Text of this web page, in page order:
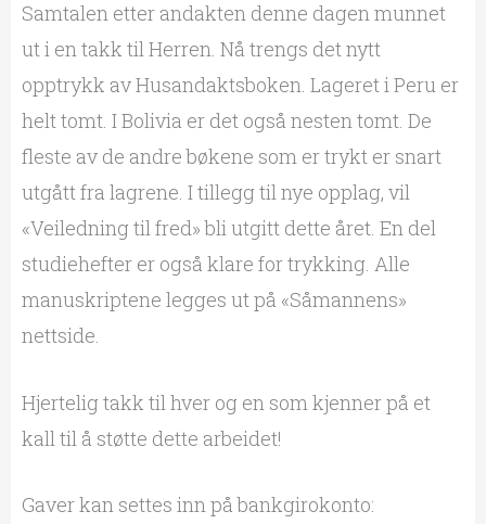
Samtalen etter andakten denne dagen munnet
ut i en takk til Herren. Nå trengs det nytt
opptrykk av Husandaktsboken. Lageret i Peru er
helt tomt. I Bolivia er det også nesten tomt. De
fleste av de andre bøkene som er trykt er snart
utgått fra lagrene. I tillegg til nye opplag, vil
«Veiledning til fred» bli utgitt dette året. En del
studiehefter er også klare for trykking. Alle
manuskriptene legges ut på «Såmannens»
nettside.
Hjertelig takk til hver og en som kjenner på et
kall til å støtte dette arbeidet!
Gaver kan settes inn på bankgirokonto: